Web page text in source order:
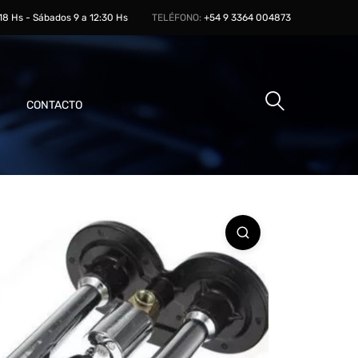
Hs - Sábados 9 a 12:30 Hs TELÉFONO: +54 9 3364 004873
CONTACTO